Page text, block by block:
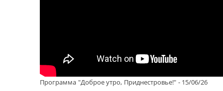
Программа "Доброе утро, Приднестровье!" - 15/06/26